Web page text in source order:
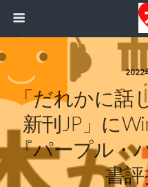
2022
「だれかに話
新刊JP」に
『パープル・
書